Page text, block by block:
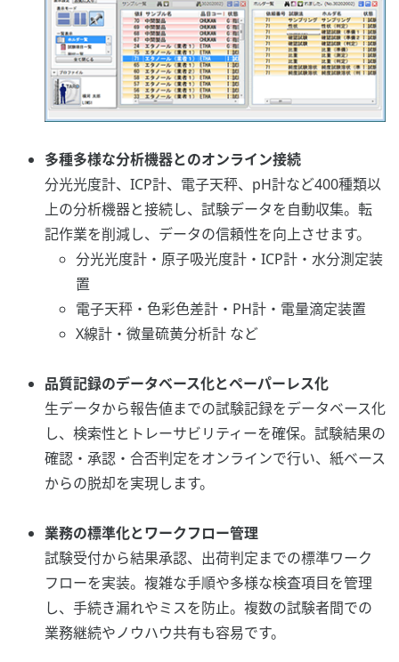
多種多様な分析機器とのオンライン接続
分光光度計、ICP計、電子天秤、pH計など400種類以
上の分析機器と接続し、試験データを自動収集。転
記作業を削減し、データの信頼性を向上させます。
分光光度計・原子吸光度計・ICP計・水分測定装
置
電子天秤・色彩色差計・PH計・電量滴定装置
X線計・微量硫黄分析計 など
品質記録のデータベース化とペーパーレス化
生データから報告値までの試験記録をデータベース化
し、検索性とトレーサビリティーを確保。試験結果の
確認・承認・合否判定をオンラインで行い、紙ベース
からの脱却を実現します。
業務の標準化とワークフロー管理
試験受付から結果承認、出荷判定までの標準ワーク
フローを実装。複雑な手順や多様な検査項目を管理
し、手続き漏れやミスを防止。複数の試験者間での
業務継続やノウハウ共有も容易です。